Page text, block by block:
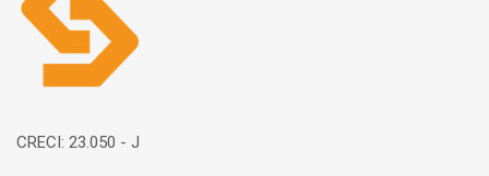
CRECI: 23.050 - J